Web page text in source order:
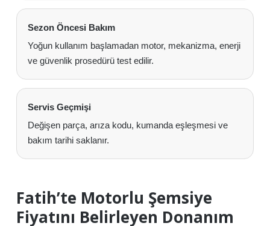
Sezon Öncesi Bakım
Yoğun kullanım başlamadan motor, mekanizma, enerji
ve güvenlik prosedürü test edilir.
Servis Geçmişi
Değişen parça, arıza kodu, kumanda eşleşmesi ve
bakım tarihi saklanır.
Fatih’te Motorlu Şemsiye
Fiyatını Belirleyen Donanım